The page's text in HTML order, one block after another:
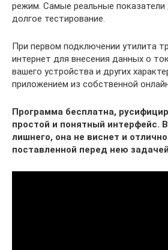
режим. Самые реальные показатели
долгое тестирование.
При первом подключении утилита
интернет для внесения данных о
вашего устройства и других
приложением из собственной
Программа бесплатна,
простой и понятный интерфейс.
лишнего, она не виснет и
поставленной перед нею